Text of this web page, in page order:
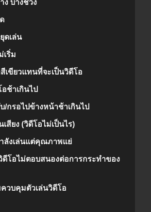
ง บางช่วง
ดเล่น
เริ่ม
เขียวแทนที่จะเป็นวิดีโอ
อช้าเกินไป
/กรอไปข้างหน้าช้าเกินไป
เสียง (วิดีโอไม่เป็นไร)
ลังเล่นแต่คุณภาพแย่
ดีโอไม่ตอบสนองต่อการกระทำของ
วบคุมตัวเล่นวิดีโอ